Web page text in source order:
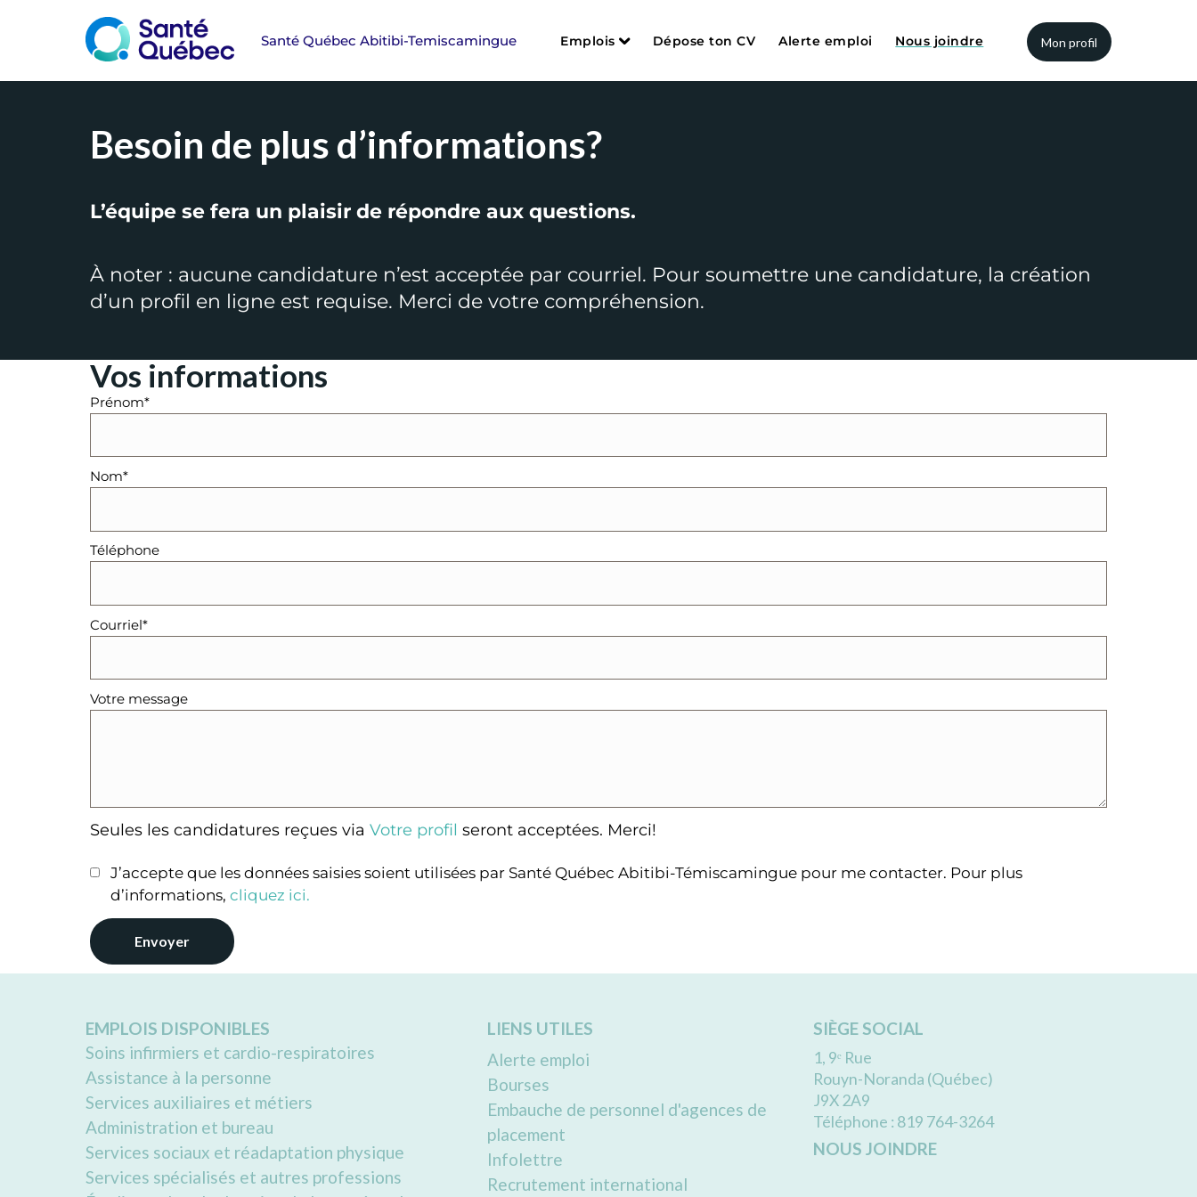
Emplois
Assistance à la personne
Services sociaux et réadaptation physique
Étudiants
Dépose ton CV Alerte emploi Nous joindre Mon profil
Besoin de plus d’informations?
L’équipe se fera un plaisir de répondre aux questions.
À noter : aucune candidature n’est acceptée par courriel. Pour soumettre une candidature, la création
d’un profil en ligne est requise. Merci de votre compréhension.
Vos informations
Prénom*
Nom*
Téléphone
Courriel*
Votre message
Seules les candidatures reçues via Votre profil seront acceptées. Merci!
J’accepte que les données saisies soient utilisées par Santé Québec Abitibi-Témiscamingue pour me contacter. Pour plus
d’informations,cliquez ici.
EMPLOIS DISPONIBLES
Soins infirmiers et cardio-respiratoires
Assistance à la personne
Services auxiliaires et métiers
Administration et bureau
Services sociaux et réadaptation physique
Services spécialisés et autres professions
LIENS UTILES
Alerte emploi
Bourses
Embauche de personnel d'agences de
placement
Infolettre
Recrutement international
SIÈGE SOCIAL
1, 9ᵉ Rue
Rouyn-Noranda (Québec)
J9X 2A9
Téléphone : 819 764-3264
NOUS JOINDRE